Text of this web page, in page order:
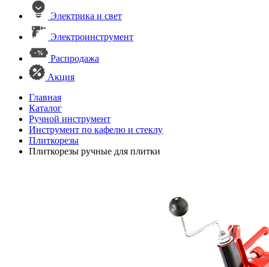
Электрика и свет
Электроинструмент
Распродажа
Акция
Главная
Каталог
Ручной инструмент
Инструмент по кафелю и стеклу
Плиткорезы
Плиткорезы ручные для плитки